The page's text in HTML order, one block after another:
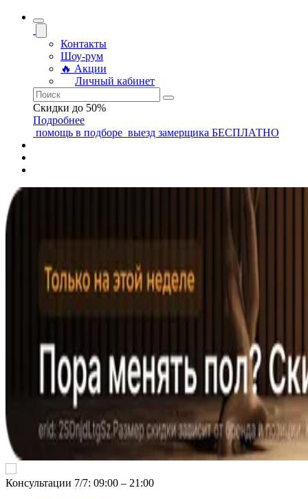
Контакты
Шоу-рум
🔥 Акции
Личный кабинет
Скидки до 50%
Подробнее
помощь в подборе выезд замерщика БЕСПЛАТНО
Консультации 7/7: 09:00 ‒ 21:00